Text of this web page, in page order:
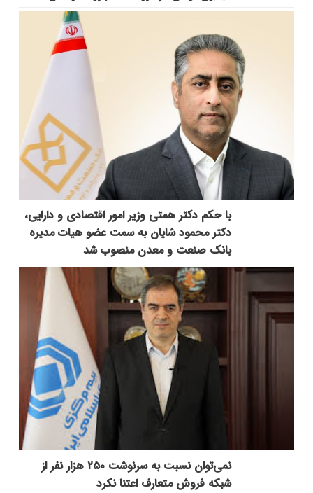
با حکم دکتر همتی وزیر امور اقتصادی و دارایی،
دکتر محمود شایان به سمت عضو هیات مدیره
بانک صنعت و معدن منصوب شد
نمی‌توان نسبت به سرنوشت ۲۵۰ هزار نفر از
شبکه فروش متعارف اعتنا نکرد